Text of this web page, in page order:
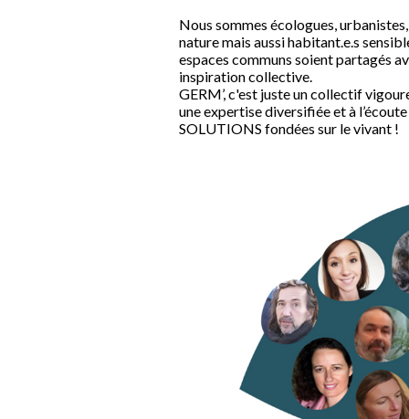
Nous sommes écologues,
nature mais aussi habitant.e.s
espaces communs soient partagés
inspiration collective.
GERM’, c'est juste un collectif
une expertise diversifiée et à
SOLUTIONS fondées sur le vivant !